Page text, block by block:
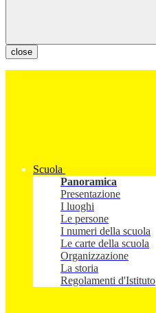
close
Scuola
Panoramica
Presentazione
I luoghi
Le persone
I numeri della scuola
Le carte della scuola
Organizzazione
La storia
Regolamenti d'Istituto